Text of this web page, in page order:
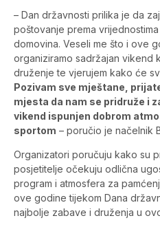
– Dan državnosti prilika je da
poštovanje prema
domovina. Veseli me što i ove
organiziramo sadržajan vikend
druženje te vjerujem kako će
Pozivam sve mještane,
mjesta da nam se pridruže i
vikend ispunjen dobrom
sportom – poručio je načelnik
Organizatori poručuju kako su
posjetitelje očekuju odlična
program i atmosfera za
ove godine tijekom Dana
najbolje zabave i druženja u